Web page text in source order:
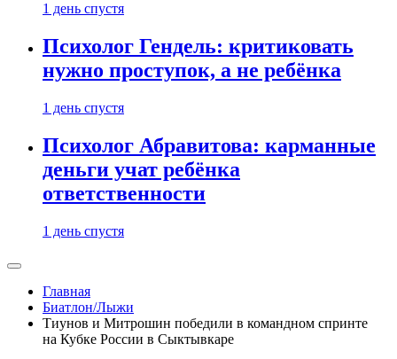
1 день спустя
Психолог Гендель: критиковать
нужно проступок, а не ребёнка
1 день спустя
Психолог Абравитова: карманные
деньги учат ребёнка
ответственности
1 день спустя
Главная
Биатлон/Лыжи
Тиунов и Митрошин победили в командном спринте
на Кубке России в Сыктывкаре